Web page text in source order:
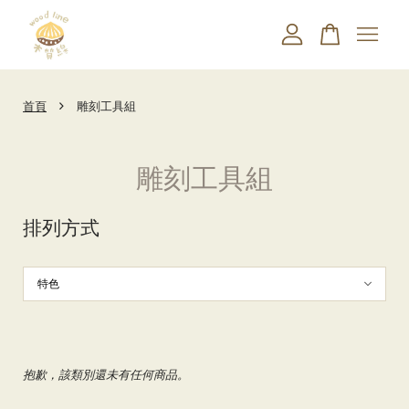
首頁 › 雕刻工具組
雕刻工具組
排列方式
抱歉，該類別還未有任何商品。
您的購物車目前還是空的。